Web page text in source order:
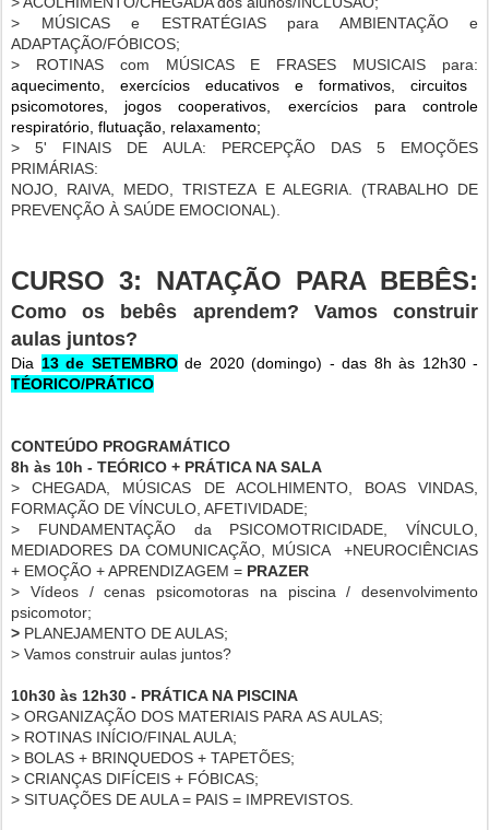
> MÚSICAS e ESTRATÉGIAS para AMBIENTAÇÃO e
ADAPTAÇÃO/FÓBICOS;
> ROTINAS com MÚSICAS E FRASES MUSICAIS para:
aquecimento, exercícios educativos e formativos, circuitos
psicomotores, jogos cooperativos, exercícios para controle
respiratório, flutuação, relaxamento;
> 5' FINAIS DE AULA: PERCEPÇÃO DAS 5 EMOÇÕES
PRIMÁRIAS:
NOJO, RAIVA, MEDO, TRISTEZA E ALEGRIA. (TRABALHO DE
PREVENÇÃO À SAÚDE EMOCIONAL).
CURSO 3: NATAÇÃO PARA BEBÊS:
Como os bebês aprendem? Vamos construir
aulas juntos?
Dia 13 de SETEMBROde 2020 (domingo) - das 8h às 12h30 -
TÉORICO/PRÁTICO
CONTEÚDO PROGRAMÁTICO
8h às 10h - TEÓRICO + PRÁTICA NA SALA
> CHEGADA, MÚSICAS DE ACOLHIMENTO, BOAS VINDAS,
FORMAÇÃO DE VÍNCULO, AFETIVIDADE;
> FUNDAMENTAÇÃO da PSICOMOTRICIDADE, VÍNCULO,
MEDIADORES DA COMUNICAÇÃO, MÚSICA +NEUROCIÊNCIAS
+ EMOÇÃO + APRENDIZAGEM = PRAZER
> Vídeos / cenas psicomotoras na piscina / desenvolvimento
psicomotor;
> PLANEJAMENTO DE AULAS;
> Vamos construir aulas juntos?
10h30 às 12h30 - PRÁTICA NA PISCINA
> ORGANIZAÇÃO DOS MATERIAIS PARA AS AULAS;
> ROTINAS INÍCIO/FINAL AULA;
> BOLAS + BRINQUEDOS + TAPETÕES;
> CRIANÇAS DIFÍCEIS + FÓBICAS;
> SITUAÇÕES DE AULA = PAIS = IMPREVISTOS.